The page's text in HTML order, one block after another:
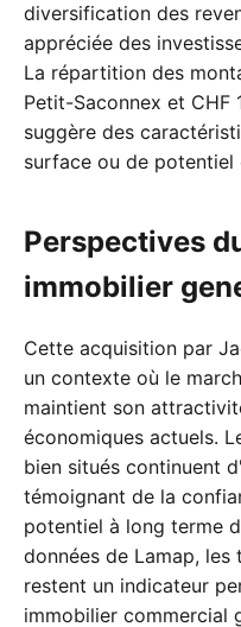
diversification des
appréciée des
La répartition des
Petit-Saconnex et CHF
suggère des
surface ou de potentiel
Perspectives
immobilier
Cette acquisition par
un contexte où le
maintient son
économiques actuels.
bien situés continuent
témoignant de la
potentiel à long terme
données de Lamap,
restent un indicateur
immobilier commercial